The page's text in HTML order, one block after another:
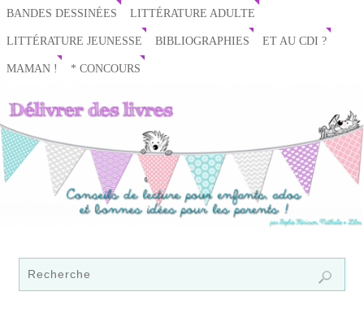
BANDES DESSINÉES LITTÉRATURE ADULTE
LITTÉRATURE JEUNESSE BIBLIOGRAPHIES ET AU CDI ?
MAMAN ! * CONCOURS